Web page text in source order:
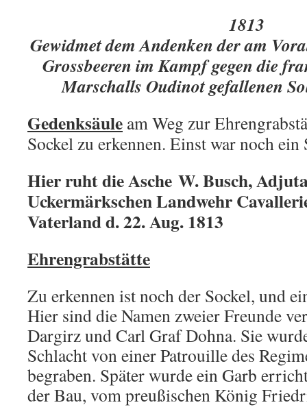
1813
Gewidmet dem Andenken der am
Grossbeeren im Kampf gegen die
Marschalls Oudinot gefallenen
Gedenksäule am Weg zur
Sockel zu erkennen. Einst war noch ein
Hier ruht die Asche W. Busch,
Uckermärkschen Landwehr
Vaterland d. 22. Aug. 1813
Ehrengrabstätte
Zu erkennen ist noch der Sockel, und
Hier sind die Namen zweier Freunde
Dargirz und Carl Graf Dohna. Sie
Schlacht von einer Patrouille des
begraben. Später wurde ein Garb
der Bau, vom preußischen König